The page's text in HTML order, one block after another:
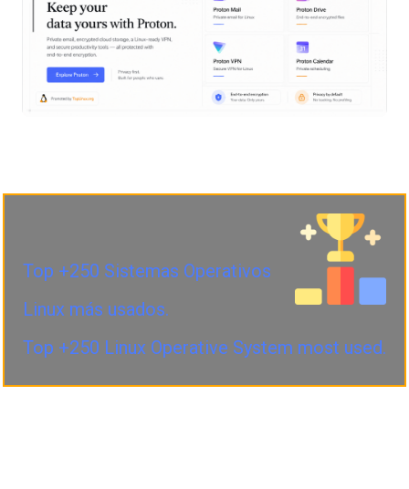
Top +250 Sistemas Operativos
Linux más usados.
Top +250 Linux Operative System most used.